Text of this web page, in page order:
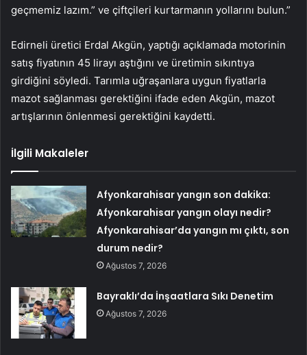
geçmemiz lazım.” ve çiftçileri kurtarmanın yollarını bulun.”
Edirneli üretici Erdal Akgün, yaptığı açıklamada motorinin
satış fiyatının 45 lirayı aştığını ve üretimin sıkıntıya
girdiğini söyledi. Tarımla uğraşanlara uygun fiyatlarla
mazot sağlanması gerektiğini ifade eden Akgün, mazot
artışlarının önlenmesi gerektiğini kaydetti.
İlgili Makaleler
Afyonkarahisar yangın son dakika:
Afyonkarahisar yangın olayı nedir?
Afyonkarahisar’da yangın mı çıktı, son
durum nedir?
Ağustos 7, 2026
Bayraklı’da İnşaatlara Sıkı Denetim
Ağustos 7, 2026